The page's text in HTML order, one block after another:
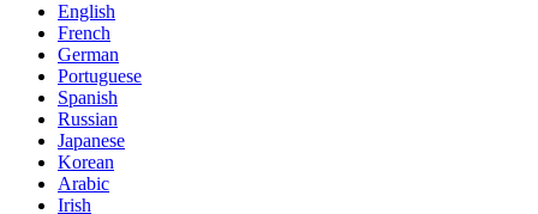
English
French
German
Portuguese
Spanish
Russian
Japanese
Korean
Arabic
Irish